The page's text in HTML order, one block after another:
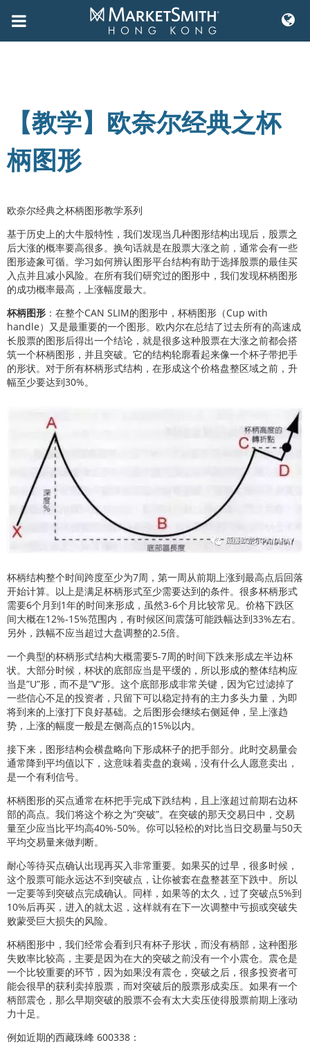
【教学】欧奈尔经典之杯
柄图形
欧奈尔经典之杯柄图形教学系列
基于历史上的大牛股特性，我们发现当几种图形结构出现后，股票之
后大涨的概率要高很多。换句话就是在股票大涨之前，通常会有一些
图形迹象可循。学习如何辨认图形平台结构有助于选择股票的最佳买
入点并且减小风险。在所有我们研究过的图形中，我们发现杯柄图形
的成功概率最高，上涨幅度最大。
杯柄图形 ：在整个CAN SLIM的图形中，杯柄图形（Cup with
handle）又是最重要的一个图形。欧内尔在总结了过去所有的高速成
长股票的图形后得出一个结论，就是很多这种股票在大涨之前都会搭
筑一个杯柄图形，并且突破。它的结构轮廓看起来像一个杯子带把手
的形状。对于所有杯柄形式结构，在形成这个价格盘整区域之前，升
幅至少要达到30%。
杯柄结构整个时间跨度至少为7周，第一周从前期上涨到最高点后回落
开始计算。以上是满足杯柄形式至少需要达到的条件。很多杯柄形式
需要6个月到1年的时间来形成，虽然3-6个月比较常见。价格下跌区
间大概在12%-15%范围内，有时候区间震荡可能跌幅达到33%左右。
另外，跌幅不应当超过大盘调整的2.5倍。
一个典型的杯柄形式结构大概需要5-7周的时间下跌来形成左半边杯
状。大部分时候，杯状的底部应当是平缓的，所以形成的整体结构应
当是”U”形，而不是”V“形。这个底部形成非常关键，因为它过滤掉了
一些信心不足的投资者，只留下可以稳定持有的主力多头力量，为即
将到来的上涨打下良好基础。之后图形会继续右侧延伸，呈上涨趋
势，上涨的幅度一般是左侧高点的15%以内。
接下来，图形结构会横盘略向下形成杯子的把手部分。此时交易量会
通常降到平均值以下，这意味着卖盘的衰竭，没有什么人愿意卖出，
是一个有利信号。
杯柄图形的买点通常在杯把手完成下跌结构，且上涨超过前期右边杯
部的高点。我们将这个称之为“突破”。在突破的那天交易日中，交易
量至少应当比平均高40%-50%。你可以轻松的对比当日交易量与50天
平均交易量来做判断。
耐心等待买点确认出现再买入非常重要。如果买的过早，很多时候，
这个股票可能永远达不到突破点，让你被套在盘整甚至下跌中。所以
一定要等到突破点完成确认。同样，如果等的太久，过了突破点5%到
10%后再买，进入的就太迟，这样就有在下一次调整中亏损或突破失
败蒙受巨大损失的风险。
杯柄图形中，我们经常会看到只有杯子形状，而没有柄部，这种图形
失败率比较高，主要是因为在大的突破之前没有一个小震仓。震仓是
一个比较重要的环节，因为如果没有震仓，突破之后，很多投资者可
能会很早的获利卖掉股票，而对突破后的股票形成卖压。如果有一个
柄部震仓，那么早期突破的股票不会有太大卖压使得股票前期上涨动
力十足。
例如近期的西藏珠峰 600338：